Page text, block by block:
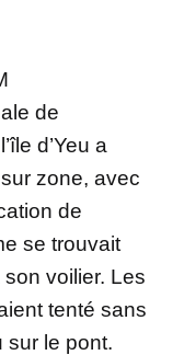
de
d’Yeu a
zone, avec
de
se trouvait
voilier. Les
tenté sans
sur le pont.